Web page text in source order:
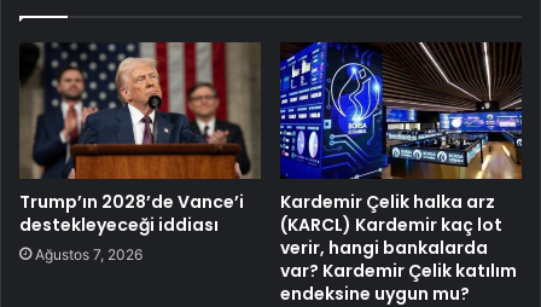
Trump’ın 2028’de Vance’i
destekleyeceği iddiası
Ağustos 7, 2026
Kardemir Çelik halka arz
(KARCL) Kardemir kaç lot
verir, hangi bankalarda
var? Kardemir Çelik katılım
endeksine uygun mu?